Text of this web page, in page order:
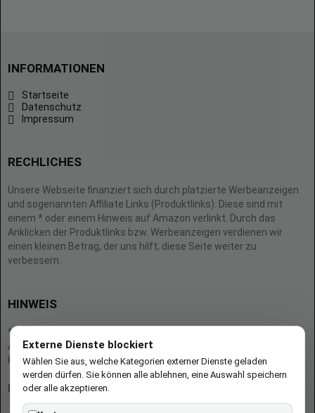
INFORMATIONEN
Startseite
Datenschutz
Impressum
RECHLICHES
Unsere Webseite finanziert sich durch platzierte Werbeanzeigen
und sogenannten Affiliate Links (Produktlinks). Diese sind mit
einem * oder einem Hinweis auf Amazon verlinkt. Durch das
Anklicken der Produktlinks bzw. Werbeanzeigen verdienen wir
einen kleinen Betrag, der uns hilft, diese Seite weiter zu
verbessern.
HINWEIS
* = Afilliate-Link (=Werbung)
Als Amazon-Partner verdient der Seitenbetreiber an qualifizierten
Käufen.
Hinweis zu Preisen und Verfügbarkeiten
Externe Dienste blockiert
Wählen Sie aus, welche Kategorien externer Dienste geladen
werden dürfen. Sie können alle ablehnen, eine Auswahl speichern
oder alle akzeptieren.